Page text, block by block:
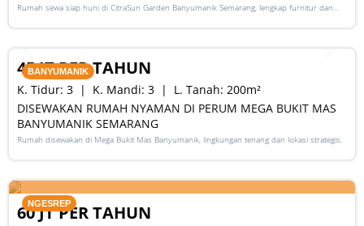
Rumah sewa siap huni di CitraSun Garden Banyumanik Semarang, lengkap furnitur dan
BANYUMANIK
RENT
DISEWAKAN RUMAH NYAMAN DI PERUM MEGA BUKIT MAS
BANYUMANIK SEMARANG
Rumah disewakan di Mega Bukit Mas Banyumanik, lingkungan tenang dan lokasi strategis.
K. Tidur: 3 K. Mandi: 3 L. Tanah: 200m²
45 JT PER TAHUN
NGESREP
60 JT PER TAHUN